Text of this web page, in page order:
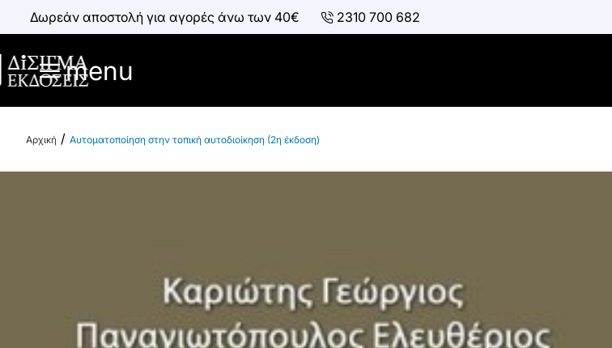
Δωρεάν αποστολή για αγορές άνω των 40€ 2310 700 682
menu
Αυτοματοποίηση στην τοπική αυτοδιοίκηση (2η έκδοση)